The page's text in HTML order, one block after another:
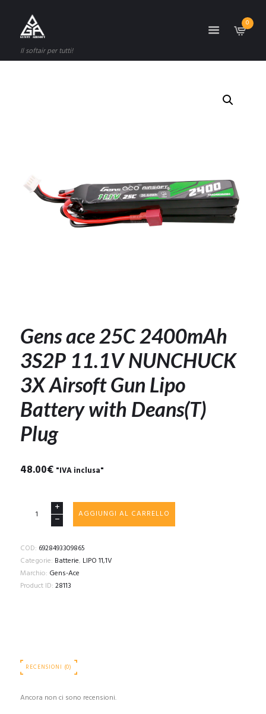
Il softair per tutti!
0
Gens ace 25C 2400mAh
3S2P 11.1V NUNCHUCK
3X Airsoft Gun Lipo
Battery with Deans(T)
Plug
48.00€ "IVA inclusa"
2400mAh
3S2P
11.1V
NUNCHUCK
with
Deans(T)
quantità
AGGIUNGI AL CARRELLO
COD: 6928493309865
Categorie: Batterie, LIPO 11,1V
Marchio: Gens-Ace
Product ID: 28113
RECENSIONI (0)
Ancora non ci sono recensioni.